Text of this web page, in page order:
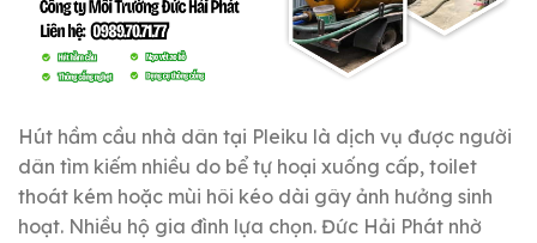
Hút hầm cầu nhà dân tại Pleiku là dịch vụ được người
dân tìm kiếm nhiều do bể tự hoại xuống cấp, toilet
thoát kém hoặc mùi hôi kéo dài gây ảnh hưởng sinh
hoạt. Nhiều hộ gia đình lựa chọn. Đức Hải Phát nhờ